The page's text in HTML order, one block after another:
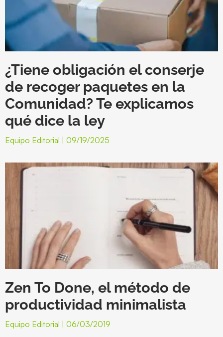
¿Tiene obligación el conserje
de recoger paquetes en la
Comunidad? Te explicamos
qué dice la ley
Equipo Editorial 09/19/2025
Zen To Done, el método de
productividad minimalista
Equipo Editorial 06/03/2019